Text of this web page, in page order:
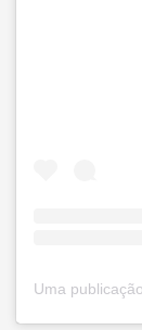
#notíciassbu